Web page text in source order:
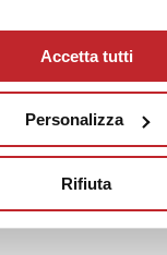
Accetta tutti
Personalizza
Rifiuta
- Italy
189678